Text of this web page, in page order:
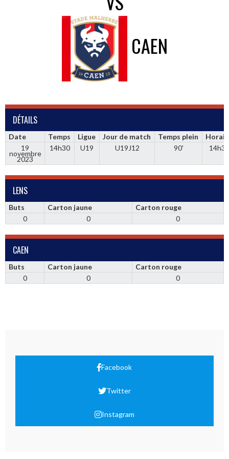
CAEN
DÉTAILS
Date Temps Ligue Jour de match Temps plein
19
novembre
2023
14h30 U19 U19J12 90' 14h30
LENS
Buts Carton jaune
Carton rouge
0
0 0
CAEN
Buts Carton jaune
Carton rouge
0
0 0
Facebook
Twitter
Instagram